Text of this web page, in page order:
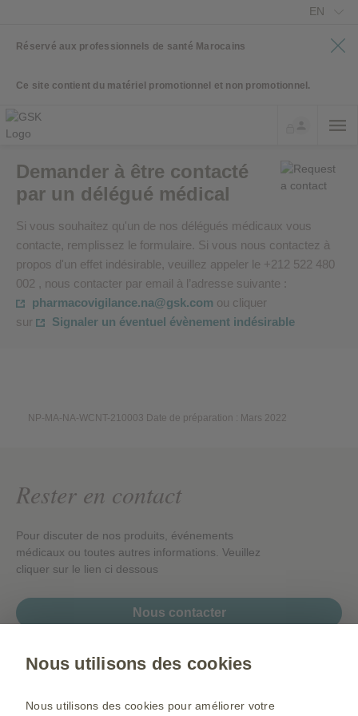
EN
Réservé aux professionnels de santé Marocains
Ce site contient du matériel promotionnel et non promotionnel.
Demander à être contacté
par un délégué médical
Si vous souhaitez qu'un de nos délégués médicaux vous
contacte, remplissez le formulaire. Si vous nous contactez à
propos d'un effet indésirable, veuillez appeler le +212 522 480
002 , nous contacter par email à l’adresse suivante :
pharmacovigilance.na@gsk.com ou cliquer
sur
Signaler un éventuel évènement indésirable
NP-MA-NA-WCNT-210003 Date de préparation : Mars 2022
Rester en contact
Pour discuter de nos produits, événements
médicaux ou toutes autres informations. Veuillez
cliquer sur le lien ci dessous
Nous contacter
Nous utilisons des cookies
Nous utilisons des cookies pour améliorer votre